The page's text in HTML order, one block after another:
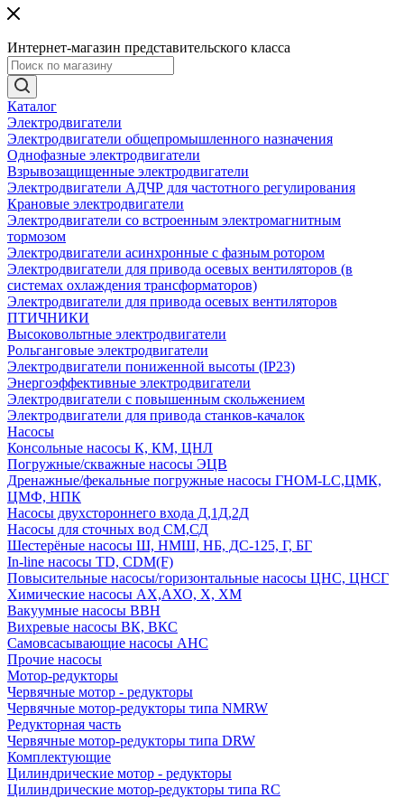
Интернет-магазин представительского класса
Каталог
Электродвигатели
Электродвигатели общепромышленного назначения
Однофазные электродвигатели
Взрывозащищенные электродвигатели
Электродвигатели АДЧР для частотного регулирования
Крановые электродвигатели
Электродвигатели со встроенным электромагнитным
тормозом
Электродвигатели асинхронные с фазным ротором
Электродвигатели для привода осевых вентиляторов (в
системах охлаждения трансформаторов)
Электродвигатели для привода осевых вентиляторов
ПТИЧНИКИ
Высоковольтные электродвигатели
Рольганговые электродвигатели
Электродвигатели пониженной высоты (IP23)
Энергоэффективные электродвигатели
Электродвигатели с повышенным скольжением
Электродвигатели для привода станков-качалок
Насосы
Консольные насосы К, КМ, ЦНЛ
Погружные/скважные насосы ЭЦВ
Дренажные/фекальные погружные насосы ГНОМ-LC,ЦМК,
ЦМФ, НПК
Насосы двухстороннего входа Д,1Д,2Д
Насосы для сточных вод СМ,СД
Шестерёные насосы Ш, НМШ, НБ, ДС-125, Г, БГ
In-line насосы TD, CDM(F)
Повысительные насосы/горизонтальные насосы ЦНС, ЦНСГ
Химические насосы АХ,АХО, Х, ХМ
Вакуумные насосы ВВН
Вихревые насосы ВК, ВКС
Самовсасывающие насосы АНС
Прочие насосы
Мотор-редукторы
Червячные мотор - редукторы
Червячные мотор-редукторы типа NMRW
Редукторная часть
Червячные мотор-редукторы типа DRW
Комплектующие
Цилиндрические мотор - редукторы
Цилиндрические мотор-редукторы типа RC